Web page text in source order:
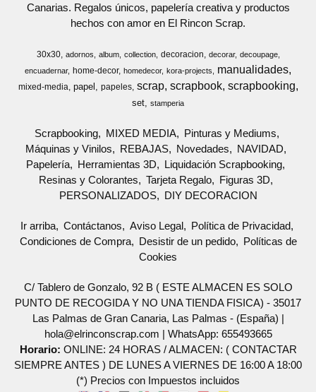
Canarias. Regalos únicos, papelería creativa y productos
hechos con amor en El Rincon Scrap.
30x30 adornos album collection decoracion decorar
decoupage
encuadernar
home-decor homedecor kora-projects manualidades
mixed-media papel papeles scrap scrapbook scrapbooking
set stamperia
Scrapbooking MIXED MEDIA
Pinturas y Mediums
Máquinas y Vinilos
REBAJAS Novedades
NAVIDAD
Papelería
Herramientas 3D
Liquidación Scrapbooking
Resinas y Colorantes
Tarjeta Regalo
Figuras 3D
PERSONALIZADOS
DIY DECORACION
Ir arriba Contáctanos Aviso Legal
Política de Privacidad
Condiciones de Compra
Desistir de un pedido
Políticas de
Cookies
C/ Tablero de Gonzalo, 92 B ( ESTE ALMACEN ES SOLO
PUNTO DE RECOGIDA Y NO UNA TIENDA FISICA) - 35017
Las Palmas de Gran Canaria, Las Palmas - (España) |
hola@elrinconscrap.com | WhatsApp: 655493665
Horario: ONLINE: 24 HORAS / ALMACEN: ( CONTACTAR
SIEMPRE ANTES ) DE LUNES A VIERNES DE 16:00 A 18:00
(*) Precios con Impuestos incluidos